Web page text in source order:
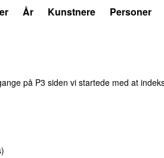
År Kunstnere Personer
på P3 siden vi startede med at
)